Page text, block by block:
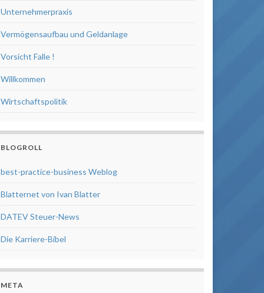
Unternehmerpraxis
Vermögensaufbau und Geldanlage
Vorsicht Falle !
Willkommen
Wirtschaftspolitik
BLOGROLL
best-practice-business Weblog
Blatternet von Ivan Blatter
DATEV Steuer-News
Die Karriere-Bibel
META